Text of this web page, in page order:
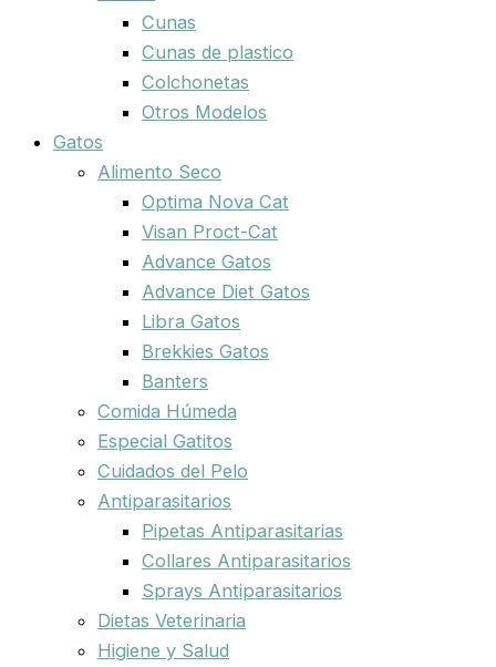
Cunas
Cunas de plastico
Colchonetas
Otros Modelos
Gatos
Alimento Seco
Optima Nova Cat
Visan Proct-Cat
Advance Gatos
Advance Diet Gatos
Libra Gatos
Brekkies Gatos
Banters
Comida Húmeda
Especial Gatitos
Cuidados del Pelo
Antiparasitarios
Pipetas Antiparasitarias
Collares Antiparasitarios
Sprays Antiparasitarios
Dietas Veterinaria
Higiene y Salud